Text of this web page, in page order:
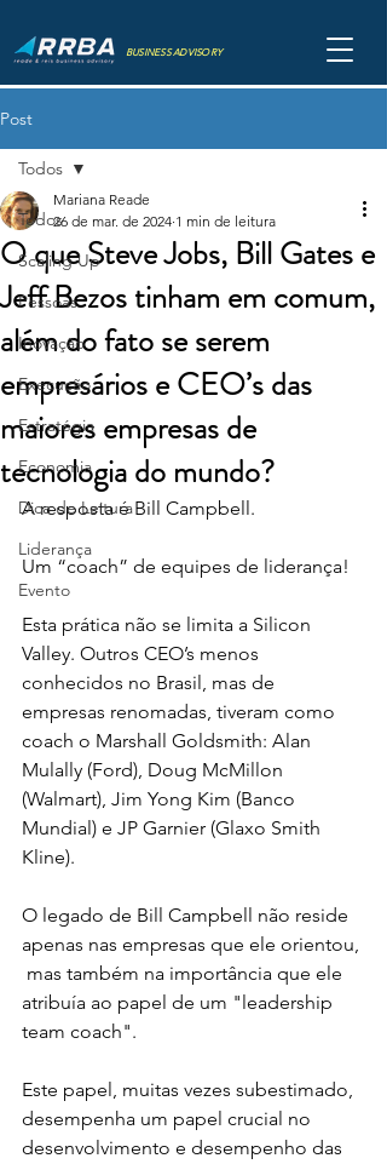
BUSINESS ADVISORY
Post
Todos
Scaling Up
Pessoas
Inovação
Execução
Estratégia
Economia
Dica de Leitura
Liderança
Evento
Todos
O que Steve Jobs, Bill Gates e
Jeff Bezos tinham em comum,
além do fato se serem
empresários e CEO’s das
maiores empresas de
tecnologia do mundo?
Mariana Reade
26 de mar. de 2024 1 min de leitura
A resposta é Bill Campbell.
Um “coach” de equipes de liderança!
Esta prática não se limita a Silicon
Valley. Outros CEO’s menos
conhecidos no Brasil, mas de
empresas renomadas, tiveram como
coach o Marshall Goldsmith: Alan
Mulally (Ford), Doug McMillon
(Walmart), Jim Yong Kim (Banco
Mundial) e JP Garnier (Glaxo Smith
Kline).
O legado de Bill Campbell não reside
apenas nas empresas que ele orientou,
mas também na importância que ele
atribuía ao papel de um "leadership
team coach".
Este papel, muitas vezes subestimado,
desempenha um papel crucial no
desenvolvimento e desempenho das